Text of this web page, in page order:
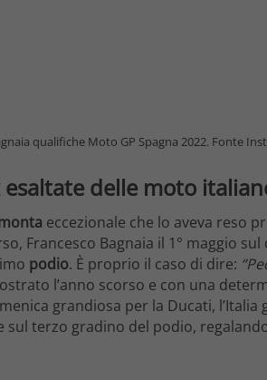
qualifiche Moto GP Spagna 2022. Fonte
esaltate delle moto
eccezionale che lo aveva reso
Francesco Bagnaia il 1° maggio
podio. È proprio il caso di dire:
l’anno scorso e con una
grandiosa per la Ducati, l’Italia
sul terzo gradino del podio,